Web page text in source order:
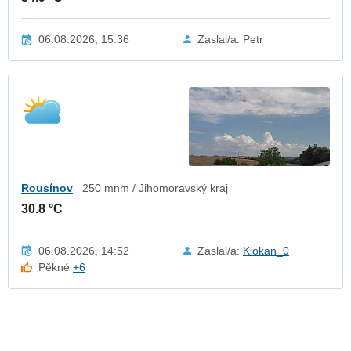
06.08.2026, 15:36 Zaslal/a: Petr
Rousínov 250 mnm / Jihomoravský kraj
30.8 °C
06.08.2026, 14:52 Zaslal/a: Klokan_0
Pěkné+6